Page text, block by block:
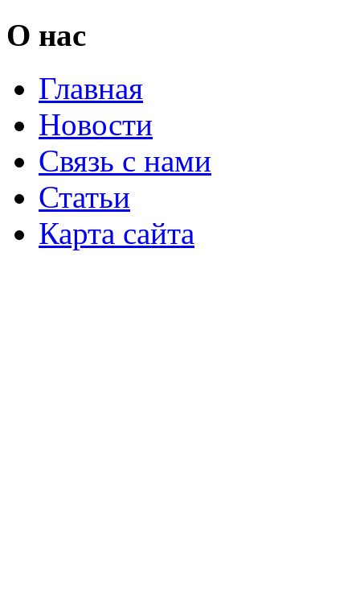
О нас
Главная
Новости
Связь с нами
Статьи
Карта сайта